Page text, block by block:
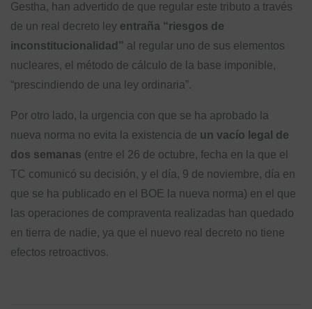
Gestha, han advertido de que regular este tributo a través
de un real decreto ley entraña “riesgos de
inconstitucionalidad” al regular uno de sus elementos
nucleares, el método de cálculo de la base imponible,
“prescindiendo de una ley ordinaria”.
Por otro lado, la urgencia con que se ha aprobado la
nueva norma no evita la existencia de un vacío legal de
dos semanas (entre el 26 de octubre, fecha en la que el
TC comunicó su decisión, y el día, 9 de noviembre, día en
que se ha publicado en el BOE la nueva norma) en el que
las operaciones de compraventa realizadas han quedado
en tierra de nadie, ya que el nuevo real decreto no tiene
efectos retroactivos.